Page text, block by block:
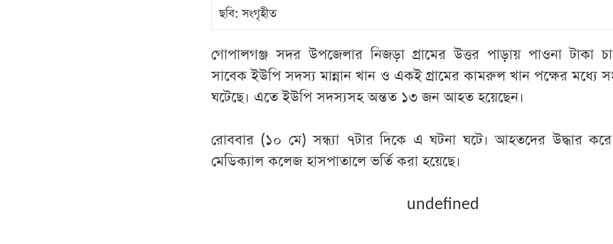
ছবি: সংগৃহীত
গোপালগঞ্জ সদর উপজেলার নিজড়া গ্রামের উত্তর পাড়ায় পাওনা টাকা
সাবেক ইউপি সদস্য মান্নান খান ও একই গ্রামের কামরুল খান পক্ষের মধ্যে
ঘটেছে। এতে ইউপি সদস্যসহ অন্তত ১৩ জন আহত হয়েছেন।
রোববার (১০ মে) সন্ধ্যা ৭টার দিকে এ ঘটনা ঘটে। আহতদের উদ্ধার
মেডিক্যাল কলেজ হাসপাতালে ভর্তি করা হয়েছে।
undefined